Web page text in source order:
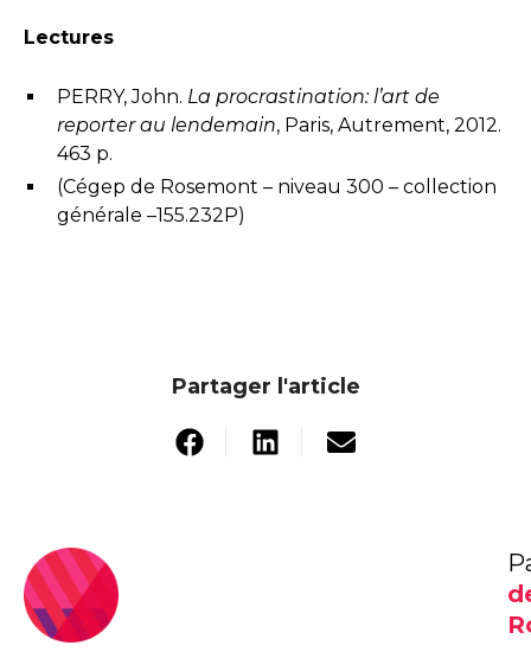
Lectures
PERRY, John. La procrastination: l’art de
reporter au lendemain, Paris, Autrement, 2012.
463 p.
(Cégep de Rosemont – niveau 300 – collection
générale –155.232P)
Partager l'article